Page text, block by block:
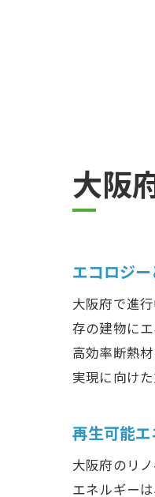
大阪
エコロジ
大阪府で進
存の建物に
高効率断熱
実現に向け
再生可能
大阪府のリ
エネルギー